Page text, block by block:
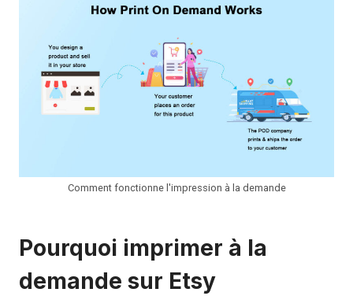
Comment fonctionne l'impression à la demande
Pourquoi imprimer à la
demande sur Etsy